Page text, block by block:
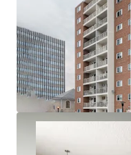
Exceptional